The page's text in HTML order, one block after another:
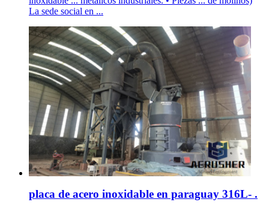
La sede social en ...
placa de acero inoxidable en paraguay 316L- .